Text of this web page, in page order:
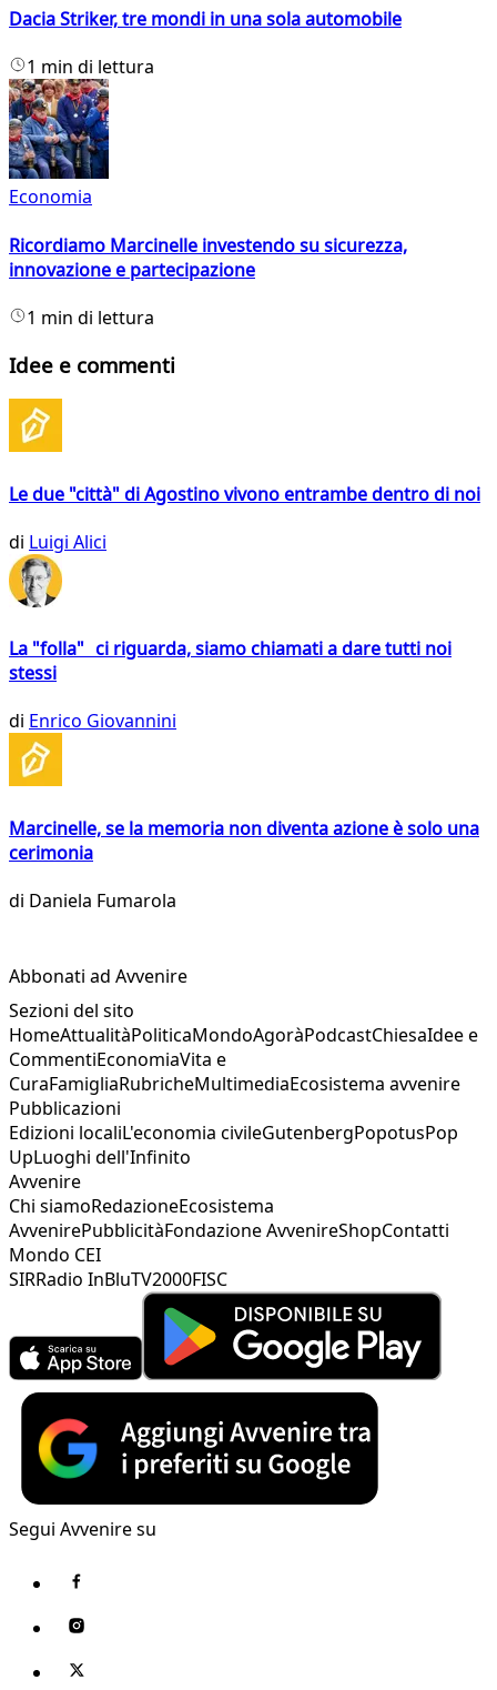
Dacia Striker, tre mondi in una sola automobile
1 min di lettura
Economia
Ricordiamo Marcinelle investendo su sicurezza,
innovazione e partecipazione
1 min di lettura
Idee e commenti
Le due "città" di Agostino vivono entrambe dentro di noi
di Luigi Alici
La "folla" ci riguarda, siamo chiamati a dare tutti noi
stessi
di Enrico Giovannini
Marcinelle, se la memoria non diventa azione è solo una
cerimonia
di Daniela Fumarola
Abbonati ad Avvenire
Sezioni del sito
HomeAttualitàPoliticaMondoAgoràPodcastChiesaIdee e
CommentiEconomiaVita e
CuraFamigliaRubricheMultimediaEcosistema avvenire
Pubblicazioni
Edizioni localiL'economia civileGutenbergPopotusPop
UpLuoghi dell'Infinito
Avvenire
Chi siamoRedazioneEcosistema
AvvenirePubblicitàFondazione AvvenireShopContatti
Mondo CEI
SIRRadio InBluTV2000FISC
Segui Avvenire su